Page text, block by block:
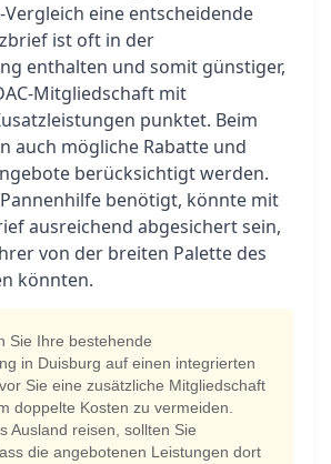
Vergleich eine entscheidende
ist oft in der
enthalten und somit günstiger,
Mitgliedschaft mit
punktet. Beim
auch mögliche Rabatte und
berücksichtigt werden.
benötigt, könnte mit
ausreichend abgesichert sein,
von der breiten Palette des
könnten.
Sie Ihre bestehende
in Duisburg auf einen integrierten
Sie eine zusätzliche Mitgliedschaft
doppelte Kosten zu vermeiden.
Ausland reisen, sollten Sie
die angebotenen Leistungen dort